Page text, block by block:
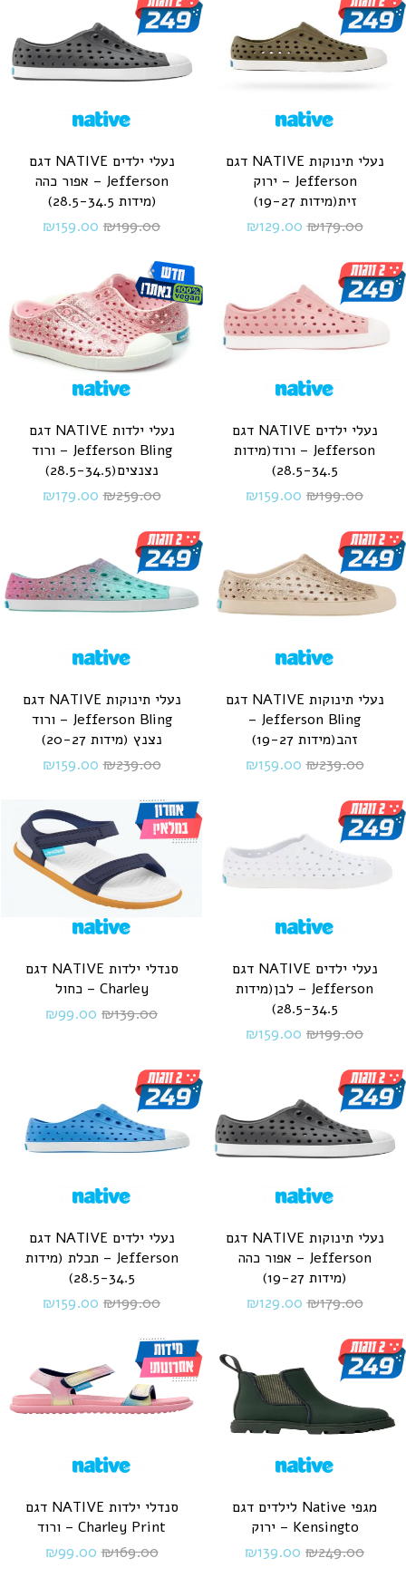
נעלי תינוקות NATIVE דגם
Jefferson – ירוק
זית(מידות 19-27)
₪179.00
₪129.00
נעלי ילדים NATIVE דגם
Jefferson – אפור כהה
(מידות 28.5-34.5)
₪199.00
₪159.00
נעלי ילדים NATIVE דגם
Jefferson – ורוד(מידות
28.5-34.5)
₪199.00
₪159.00
נעלי ילדות NATIVE דגם
Jefferson Bling – ורוד
נצנצים(28.5-34.5)
₪259.00
₪179.00
נעלי תינוקות NATIVE דגם
Jefferson Bling –
זהב(מידות 19-27)
₪239.00
₪159.00
נעלי תינוקות NATIVE דגם
Jefferson Bling – ורוד
נצנץ (מידות 20-27)
₪239.00
₪159.00
נעלי ילדים NATIVE דגם
Jefferson – לבן(מידות
28.5-34.5)
₪199.00
₪159.00
סנדלי ילדות NATIVE דגם
Charley – כחול
₪139.00
₪99.00
נעלי תינוקות NATIVE דגם
Jefferson – אפור כהה
(מידות 19-27)
₪179.00
₪129.00
נעלי ילדים NATIVE דגם
Jefferson – תכלת (מידות
28.5-34.5)
₪199.00
₪159.00
מגפי Native לילדים דגם
Kensingto – ירוק
₪249.00
₪139.00
סנדלי ילדות NATIVE דגם
Charley Print – ורוד
₪169.00
₪99.00